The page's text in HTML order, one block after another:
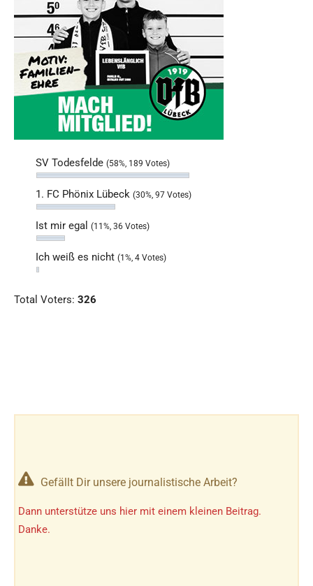
SV Todesfelde (58%, 189 Votes)
1. FC Phönix Lübeck (30%, 97 Votes)
Ist mir egal (11%, 36 Votes)
Ich weiß es nicht (1%, 4 Votes)
Total Voters: 326
Gefällt Dir unsere journalistische Arbeit?
Dann unterstütze uns hier mit einem kleinen Beitrag.
Danke.